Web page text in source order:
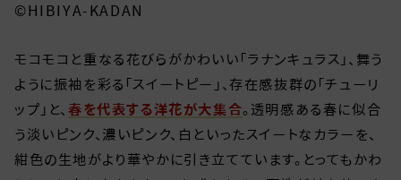
©HIBIYA-KADAN
モコモコと重なる花びらがかわいい「ラナンキュラス」、舞う
ように振袖を彩る「スイートピー」、存在感抜群の「チューリ
ップ」と、 春を代表する洋花が大集合。透明感ある春に似合
う淡いピンク、濃いピンク、白といったスイートなカラーを、
紺色の生地がより華やかに引き立てています。とってもかわ